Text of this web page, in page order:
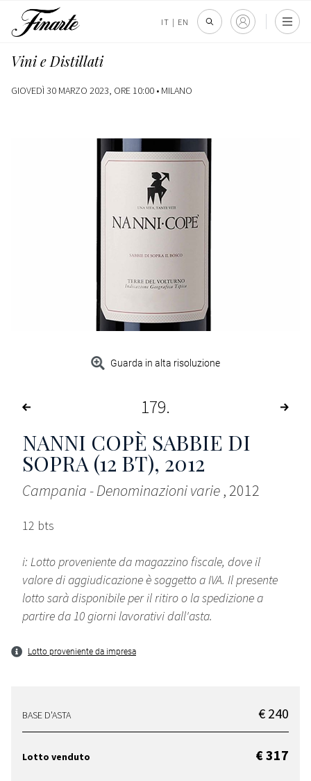
IT | EN
Vini e Distillati
GIOVEDÌ 30 MARZO 2023, ORE 10:00 • MILANO
Guarda in alta risoluzione
179
NANNI COPÈ SABBIE DI
SOPRA (12 BT), 2012
Campania - Denominazioni varie, 2012
12 bts
i: Lotto proveniente da magazzino fiscale, dove il
valore di aggiudicazione è soggetto a IVA. Il presente
lotto sarà disponibile per il ritiro o la spedizione a
partire da 10 giorni lavorativi dall'asta.
Lotto proveniente da impresa
BASE D'ASTA € 240
Lotto venduto € 317